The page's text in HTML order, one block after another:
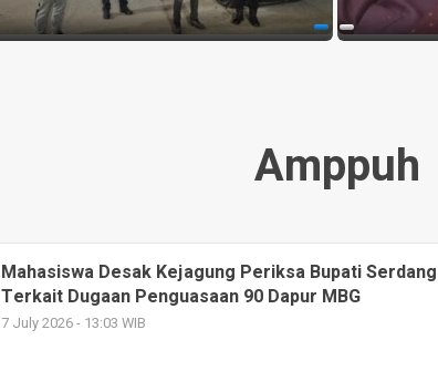
Amppuh
Mahasiswa Desak Kejagung Periksa Bupati
Terkait Dugaan Penguasaan 90 Dapur MBG
7 July 2026 - 13:03 WIB